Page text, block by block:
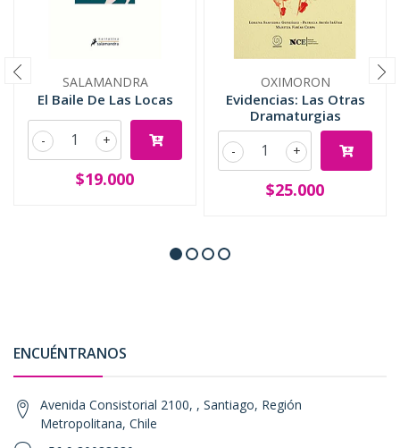
SALAMANDRA
El Baile De Las Locas
+
-
$19.000
OXIMORON
Evidencias: Las Otras
Dramaturgias
+
-
$25.000
ENCUÉNTRANOS
Avenida Consistorial 2100, , Santiago, Región
Metropolitana, Chile